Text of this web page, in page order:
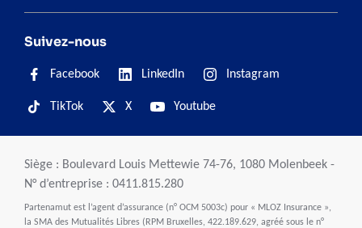
Suivez-nous
Facebook LinkedIn Instagram
TikTok X Youtube
Siège : Boulevard Louis Mettewie 74-76, 1080 Molenbeek -
N° d’entreprise : 0411.815.280
Partenamut est l’agent d’assurance (n° OCM 5003c) pour « MLOZ Insurance »,
la SMA des Mutualités Libres (RPM Bruxelles, 422.189.629, agréé sous le n°